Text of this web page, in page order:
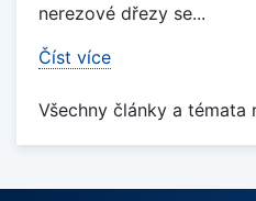
nerezové dřezy se...
Číst více
Všechny články a témata